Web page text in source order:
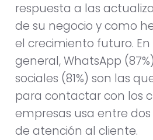
respuesta a las
de su negocio y como
el crecimiento futuro. En
general, WhatsApp
sociales (81%) son las
para contactar con los
empresas usa entre
de atención al cliente.